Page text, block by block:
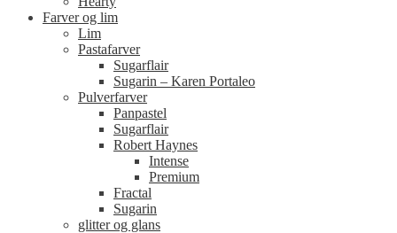
Farver og lim
Lim
Pastafarver
Sugarflair
Sugarin – Karen Portaleo
Pulverfarver
Panpastel
Sugarflair
Robert Haynes
Intense
Premium
Fractal
Sugarin
glitter og glans